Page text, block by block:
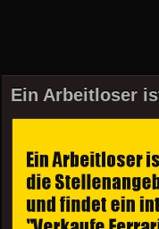
Ein Arbeitloser